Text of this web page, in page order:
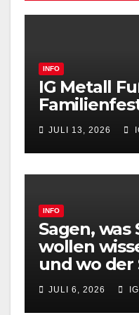
INFO
IG Metall
JULI 13, 2026
INFO
Sagen, was
wollen
und wo
JULI 6, 2026